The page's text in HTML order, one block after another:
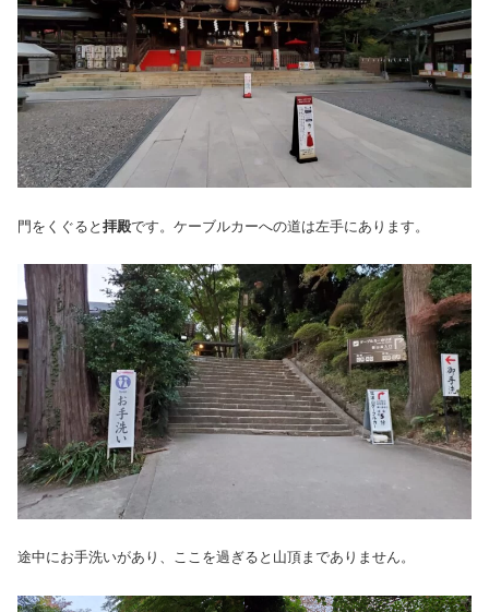
門をくぐると 拝殿です。ケーブルカーへの道は左手にあります。
途中にお手洗いがあり、ここを過ぎると山頂までありません。